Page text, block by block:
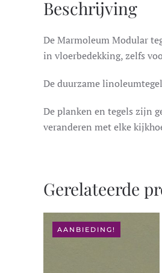
Beschrijving
De Marmoleum Modular
in vloerbedekking, zelfs
De duurzame
De planken en tegels zijn
veranderen met elke
Gerelateerde
AANBIEDING!